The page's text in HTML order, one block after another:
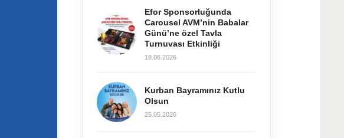
Efor Sponsorluğunda
Carousel AVM’nin Babalar
Günü’ne özel Tavla
Turnuvası Etkinliği
18.06.2026
Kurban Bayramınız Kutlu
Olsun
25.05.2026